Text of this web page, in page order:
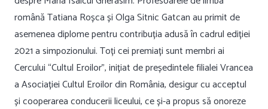
română Tatiana Roșca și Olga Sitnic Gatcan au primit de
asemenea diplome pentru contribuția adusă în cadrul ediției
2021 a simpozionului. Toți cei premiați sunt membri ai
Cercului “Cultul Eroilor”, inițiat de președintele filialei Vrancea
a Asociației Cultul Eroilor din România, desigur cu acceptul
și cooperarea conducerii liceului, ce și-a propus să onoreze